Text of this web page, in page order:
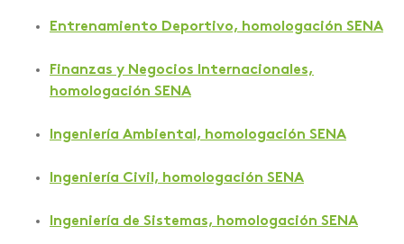
Entrenamiento Deportivo, homologación SENA
Finanzas y Negocios Internacionales,
homologación SENA
Ingeniería Ambiental, homologación SENA
Ingeniería Civil, homologación SENA
Ingeniería de Sistemas, homologación SENA